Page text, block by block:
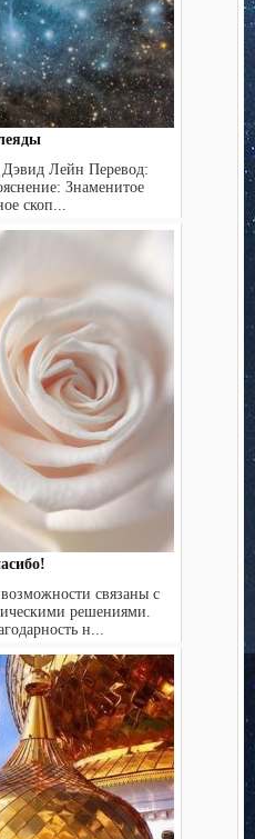
Дэвид Лейн Перевод:
Знаменитое
скоп...
связаны с
решениями.
н...